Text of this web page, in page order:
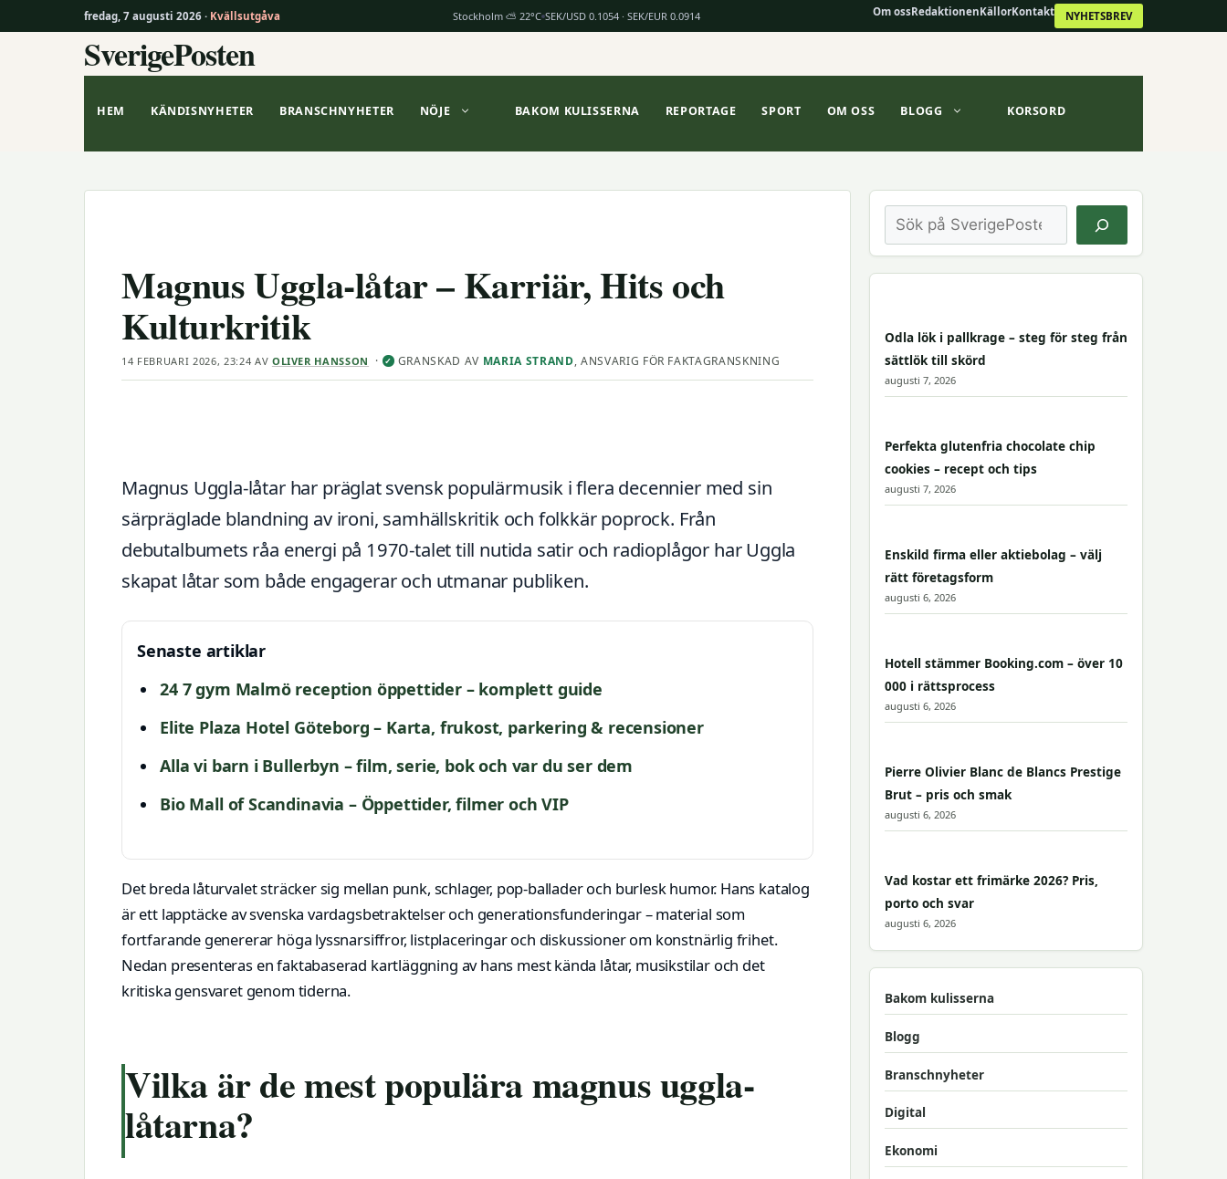
fredag, 7 augusti 2026 · Kvällsutgåva Stockholm ⛅ 22°C SEK/USD 0.1054 · SEK/EUR 0.0914 Om ossRedaktionenKällorKontakt NYHETSBREV
SverigePosten
HEM KÄNDISNYHETER BRANSCHNYHETER NÖJE BAKOM KULISSERNA REPORTAGE SPORT OM OSS BLOGG KORSORD
Magnus Uggla-låtar – Karriär, Hits och
Kulturkritik
14 FEBRUARI 2026, 23:24 AV OLIVER HANSSON · ✓ GRANSKAD AV MARIA STRAND, ANSVARIG FÖR FAKTAGRANSKNING
Magnus Uggla-låtar har präglat svensk populärmusik i flera decennier med sin
särpräglade blandning av ironi, samhällskritik och folkkär poprock. Från
debutalbumets råa energi på 1970-talet till nutida satir och radioplågor har Uggla
skapat låtar som både engagerar och utmanar publiken.
Senaste artiklar
24 7 gym Malmö reception öppettider – komplett guide
Elite Plaza Hotel Göteborg – Karta, frukost, parkering & recensioner
Alla vi barn i Bullerbyn – film, serie, bok och var du ser dem
Bio Mall of Scandinavia – Öppettider, filmer och VIP
Det breda låturvalet sträcker sig mellan punk, schlager, pop-ballader och burlesk humor. Hans katalog
är ett lapptäcke av svenska vardagsbetraktelser och generationsfunderingar – material som
fortfarande genererar höga lyssnarsiffror, listplaceringar och diskussioner om konstnärlig frihet.
Nedan presenteras en faktabaserad kartläggning av hans mest kända låtar, musikstilar och det
kritiska gensvaret genom tiderna.
Vilka är de mest populära magnus uggla-
låtarna?
Sök
Odla lök i pallkrage – steg för steg från
sättlök till skörd
augusti 7, 2026
Perfekta glutenfria chocolate chip
cookies – recept och tips
augusti 7, 2026
Enskild firma eller aktiebolag – välj
rätt företagsform
augusti 6, 2026
Hotell stämmer Booking.com – över 10
000 i rättsprocess
augusti 6, 2026
Pierre Olivier Blanc de Blancs Prestige
Brut – pris och smak
augusti 6, 2026
Vad kostar ett frimärke 2026? Pris,
porto och svar
augusti 6, 2026
Bakom kulisserna
Blogg
Branschnyheter
Digital
Ekonomi